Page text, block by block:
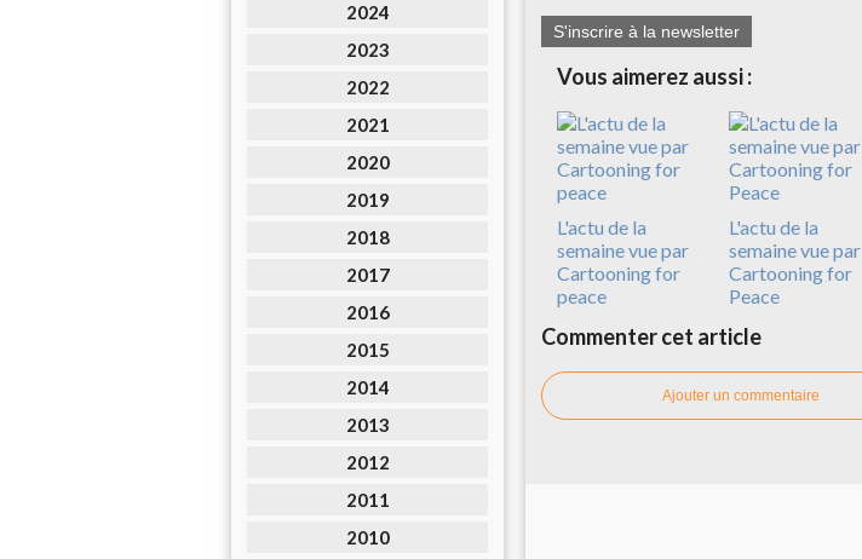
2024
2023
2022
2021
2020
2019
2018
2017
2016
2015
2014
2013
2012
2011
2010
S'inscrire à la newsletter
Vous aimerez aussi :
L'actu de la
semaine vue par
Cartooning for
peace
L'actu de la
semaine vue par
Cartooning for
Peace
Commenter cet article
Ajouter un commentaire